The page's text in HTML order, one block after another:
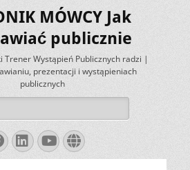
MÓWCY Jak
publicznie
Trener Wystąpień Publicznych radzi |
prezentacji i wystąpieniach
publicznych
LinkedIn
YouTube
Website